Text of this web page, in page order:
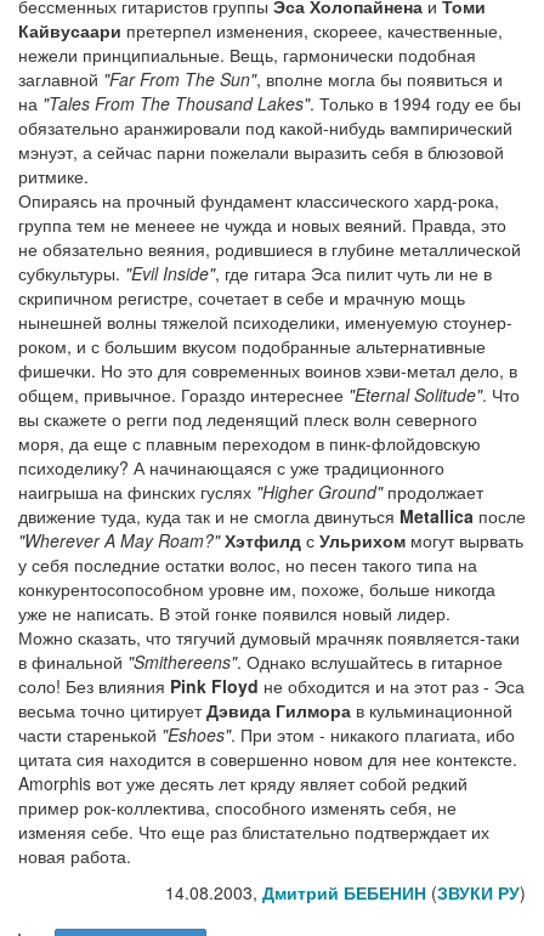
бессменных гитаристов группы Эса Холопайнена и Томи
Кайвусаари претерпел изменения, скореее, качественные,
нежели принципиальные. Вещь, гармонически подобная
заглавной "Far From The Sun", вполне могла бы появиться и
на "Tales From The Thousand Lakes". Только в 1994 году ее бы
обязательно аранжировали под какой-нибудь вампирический
мэнуэт, а сейчас парни пожелали выразить себя в блюзовой
ритмике.
Опираясь на прочный фундамент классического хард-рока,
группа тем не менеее не чужда и новых веяний. Правда, это
не обязательно веяния, родившиеся в глубине металлической
субкультуры. "Evil Inside", где гитара Эса пилит чуть ли не в
скрипичном регистре, сочетает в себе и мрачную мощь
нынешней волны тяжелой психоделики, именуемую стоунер-
роком, и с большим вкусом подобранные альтернативные
фишечки. Но это для современных воинов хэви-метал дело, в
общем, привычное. Гораздо интереснее "Eternal Solitude". Что
вы скажете о регги под леденящий плеск волн северного
моря, да еще с плавным переходом в пинк-флойдовскую
психоделику? А начинающаяся с уже традиционного
наигрыша на финских гуслях "Higher Ground"продолжает
движение туда, куда так и не смогла двинуться Metallica после
"Wherever A May Roam?" Хэтфилд с Ульрихом могут вырвать
у себя последние остатки волос, но песен такого типа на
конкурентосопособном уровне им, похоже, больше никогда
уже не написать. В этой гонке появился новый лидер.
Можно сказать, что тягучий думовый мрачняк появляется-таки
в финальной "Smithereens". Однако вслушайтесь в гитарное
соло! Без влияния Pink Floyd не обходится и на этот раз - Эса
весьма точно цитируетДэвида Гилмора в кульминационной
части старенькой "Eshoes". При этом - никакого плагиата, ибо
цитата сия находится в совершенно новом для нее контексте.
Amorphis вот уже десять лет кряду являет собой редкий
пример рок-коллектива, способного изменять себя, не
изменяя себе. Что еще раз блистательно подтверждает их
новая работа.
14.08.2003, Дмитрий БЕБЕНИН (ЗВУКИ РУ)